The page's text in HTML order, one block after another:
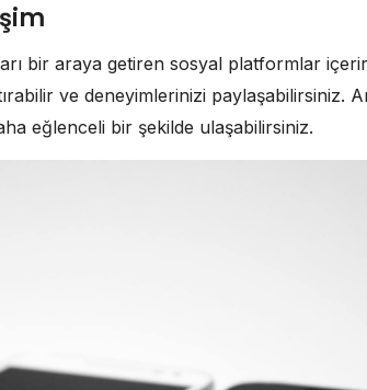
bir araya getiren sosyal platformlar
ve deneyimlerinizi paylaşabilirsiniz.
eğlenceli bir şekilde ulaşabilirsiniz.